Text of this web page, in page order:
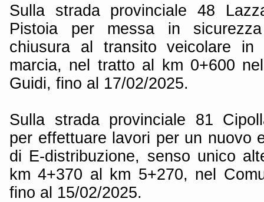
Sulla strada provinciale 48
Pistoia per messa in
chiusura al transito veicolare
marcia, nel tratto al km 0+600
Guidi, fino al 17/02/2025.
Sulla strada provinciale 81
per effettuare lavori per un nuovo
di E-distribuzione, senso unico
km 4+370 al km 5+270, nel
fino al 15/02/2025.